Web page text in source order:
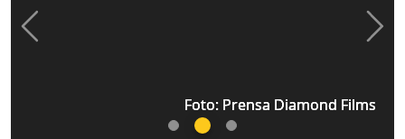
Foto: Prensa Diamond Films
Foto: Prensa Diamond Films
Foto: Prensa Diamond Films
Previous Next